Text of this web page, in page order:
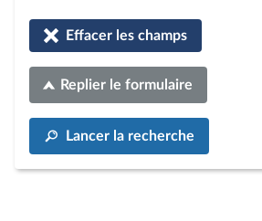
Effacer les champs
Replier le formulaire
Lancer la recherche